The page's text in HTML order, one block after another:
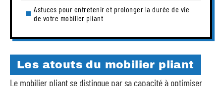
Astuces pour entretenir et prolonger la durée de vie
de votre mobilier pliant
Les atouts du mobilier pliant
Le mobilier pliant se distingue par sa capacité à optimiser